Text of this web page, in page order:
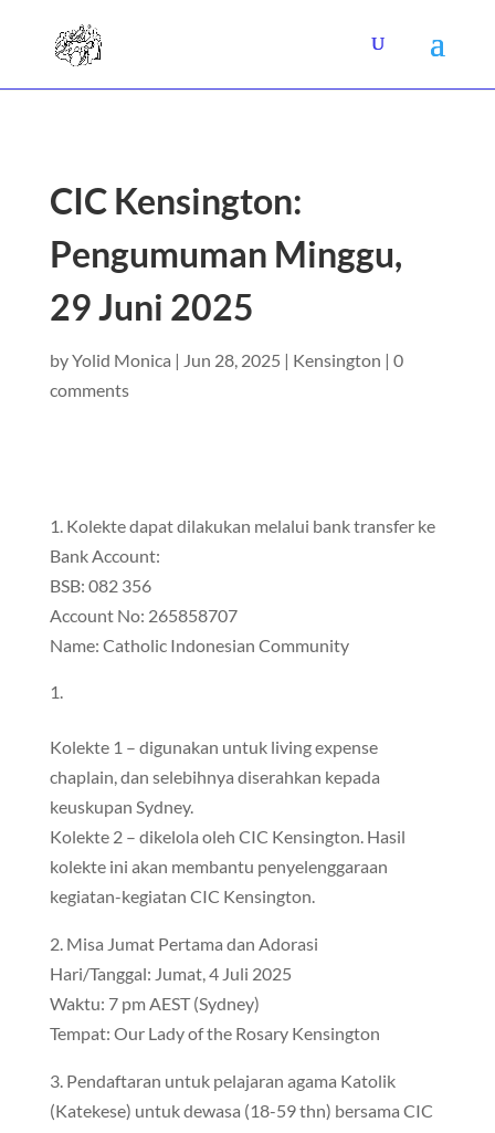
CIC Kensington:
Pengumuman Minggu,
29 Juni 2025
byYolid Monica | Jun 28, 2025 | Kensington | 0
comments
1. Kolekte dapat dilakukan melalui bank transfer ke
Bank Account:
BSB: 082 356
Account No: 265858707
Name: Catholic Indonesian Community
Kolekte 1 – digunakan untuk living expense
chaplain, dan selebihnya diserahkan kepada
keuskupan Sydney.
Kolekte 2 – dikelola oleh CIC Kensington. Hasil
kolekte ini akan membantu penyelenggaraan
kegiatan-kegiatan CIC Kensington.
2. Misa Jumat Pertama dan Adorasi
Hari/Tanggal: Jumat, 4 Juli 2025
Waktu: 7 pm AEST (Sydney)
Tempat: Our Lady of the Rosary Kensington
3. Pendaftaran untuk pelajaran agama Katolik
(Katekese) untuk dewasa (18-59 thn) bersama CIC